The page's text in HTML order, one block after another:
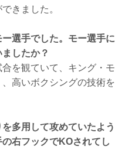
きました。
選手でした。モー選手に
したか？
を観ていて、キング・モ
高いボクシングの技術を
多用して攻めていたよう
右フックでKOされてし